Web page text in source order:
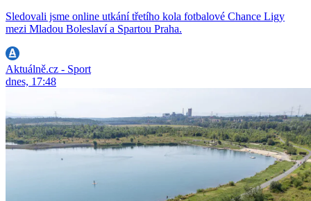
Sledovali jsme online utkání třetího kola fotbalové Chance Ligy
mezi Mladou Boleslaví a Spartou Praha.
Aktuálně.cz - Sport
dnes, 17:48